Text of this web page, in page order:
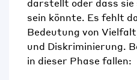
darstellt oder dass
sein könnte. Es fehlt
Bedeutung von
und Diskriminierung.
in dieser Phase fallen: